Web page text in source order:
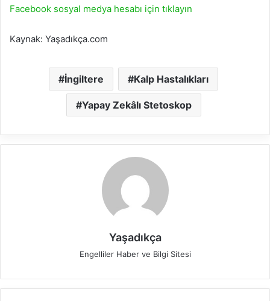
Facebook sosyal medya hesabı için tıklayın
Kaynak: Yaşadıkça.com
İngiltere Kalp Hastalıkları
Yapay Zekâlı Stetoskop
Yaşadıkça
Engelliler Haber ve Bilgi Sitesi